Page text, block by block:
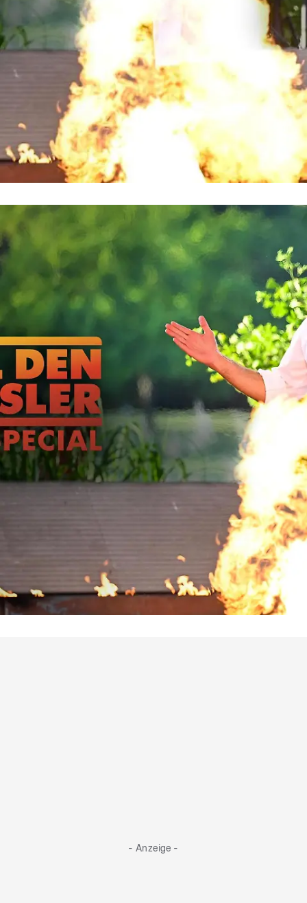
Der ultimative BBQ-Wettbewerb
Vorverkaufsstart für das „Grill den
Henssler” Sommer-Special
- Anzeige -